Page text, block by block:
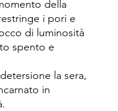
della
i pori e
di luminosità
spento e
la sera,
in